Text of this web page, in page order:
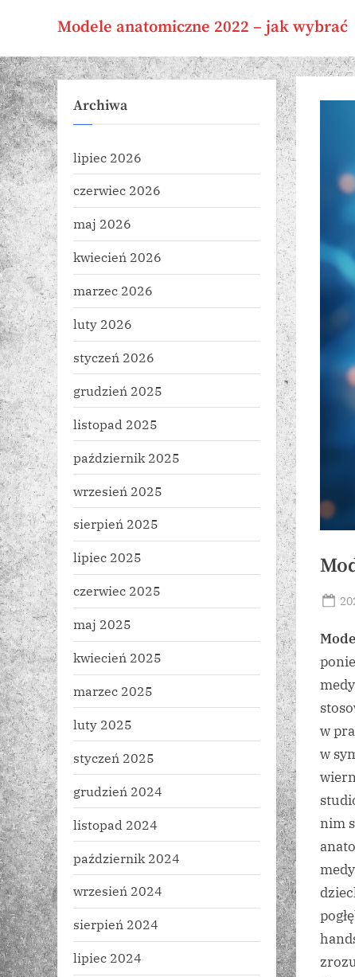
content
Modele anatomiczne 2022 – jak wybrać
w
w
nim
Archiwa
lipiec 2026
czerwiec 2026
maj 2026
kwiecień 2026
marzec 2026
luty 2026
styczeń 2026
grudzień 2025
listopad 2025
październik 2025
wrzesień 2025
sierpień 2025
lipiec 2025
czerwiec 2025
maj 2025
kwiecień 2025
marzec 2025
luty 2025
styczeń 2025
grudzień 2024
listopad 2024
październik 2024
wrzesień 2024
sierpień 2024
lipiec 2024